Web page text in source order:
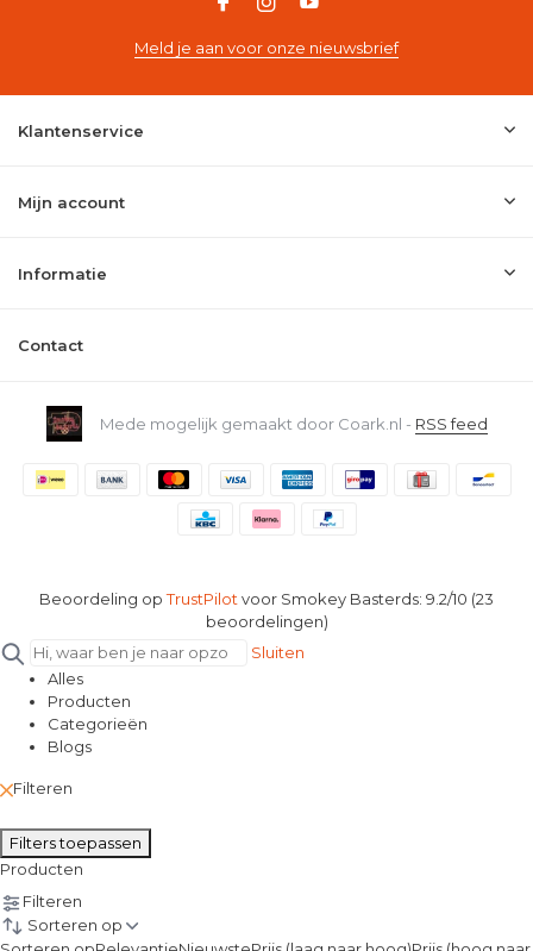
Meld je aan voor onze nieuwsbrief
Klantenservice
Mijn account
Informatie
Contact
Mede mogelijk gemaakt door Coark.nl - RSS feed
Beoordeling opTrustPilot voor Smokey Basterds: 9.2/10 (23
beoordelingen)
Sluiten
Alles
Producten
Categorieën
Blogs
Filteren
Filters toepassen
Producten
Filteren
Sorteren op